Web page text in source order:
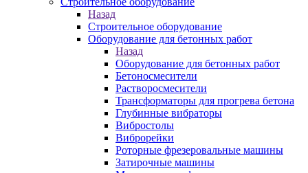
Назад
Строительное оборудование
Оборудование для бетонных работ
Назад
Оборудование для бетонных работ
Бетоносмесители
Растворосмесители
Трансформаторы для прогрева бетона
Глубинные вибраторы
Вибростолы
Виброрейки
Роторные фрезеровальные машины
Затирочные машины